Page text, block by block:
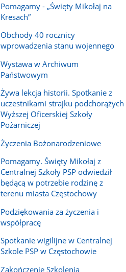
Pomagamy - „Święty Mikołaj na
Kresach”
Obchody 40 rocznicy
wprowadzenia stanu wojennego
Wystawa w Archiwum
Państwowym
Żywa lekcja historii. Spotkanie z
uczestnikami strajku podchorążych
Wyższej Oficerskiej Szkoły
Pożarniczej
Życzenia Bożonarodzeniowe
Pomagamy. Święty Mikołaj z
Centralnej Szkoły PSP odwiedził
będącą w potrzebie rodzinę z
terenu miasta Częstochowy
Podziękowania za życzenia i
współpracę
Spotkanie wigilijne w Centralnej
Szkole PSP w Częstochowie
Zakończenie Szkolenia